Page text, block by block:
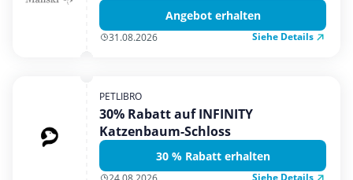
Angebot erhalten
31.08.2026 Siehe Details
PETLIBRO
30% Rabatt auf INFINITY
Katzenbaum-Schloss
30 % Rabatt erhalten
Siehe Details